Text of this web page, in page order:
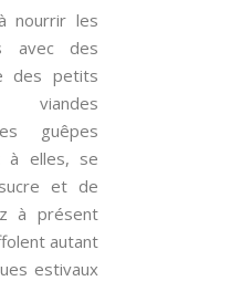
nourrir les
avec des
des petits
guêpes
à elles, se
et de
à présent
autant
estivaux